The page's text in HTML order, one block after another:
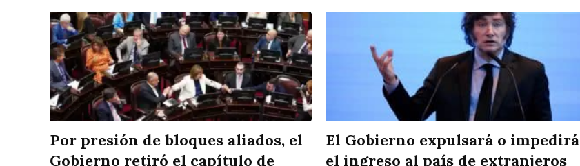
Por presión de bloques aliados, el
Gobierno retiró el capítulo de
El Gobierno expulsará o impedirá
el ingreso al país de extranjeros